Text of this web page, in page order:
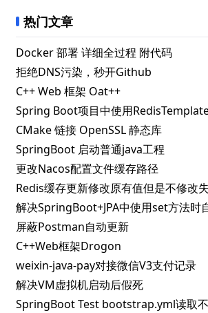
热门文章
Docker 部署 详细全过程 附代码
拒绝DNS污染，秒开Github
C++ Web 框架 Oat++
CMake 链接 OpenSSL 静态库
SpringBoot 启动普通java工程
更改Nacos配置文件缓存路径
Redis缓存更新修改原有值但是不修改
屏蔽Postman自动更新
C++Web框架Drogon
weixin-java-pay对接微信V3支付记录
解决VM虚拟机启动后假死
SpringBoot Test bootstrap.yml读取